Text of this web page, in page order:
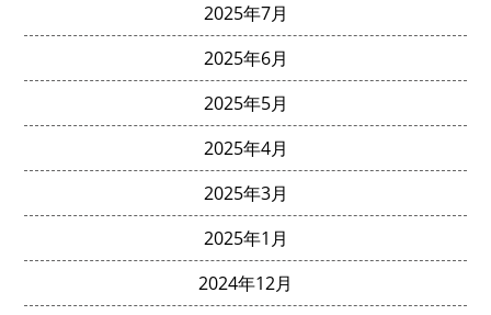
2025年7月
2025年6月
2025年5月
2025年4月
2025年3月
2025年1月
2024年12月